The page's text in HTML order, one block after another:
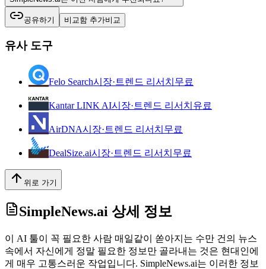
공유하기 비교함 추가비교
유사 도구
Felo Search시장·트렌드 리서치 무료
Kantar LINK AI시장·트렌드 리서치 유료
AirDNA시장·트렌드 리서치 무료
DealSize.ai시장·트렌드 리서치 무료
위로 가기
SimpleNews.ai 상세 정보
이 AI 툴이 꼭 필요한 사람 매일같이 쏟아지는 수만 건의 뉴스
속에서 자신에게 정말 필요한 정보만 골라내는 것은 현대인에
게 매우 고통스러운 작업입니다. SimpleNews.ai는 이러한 정보